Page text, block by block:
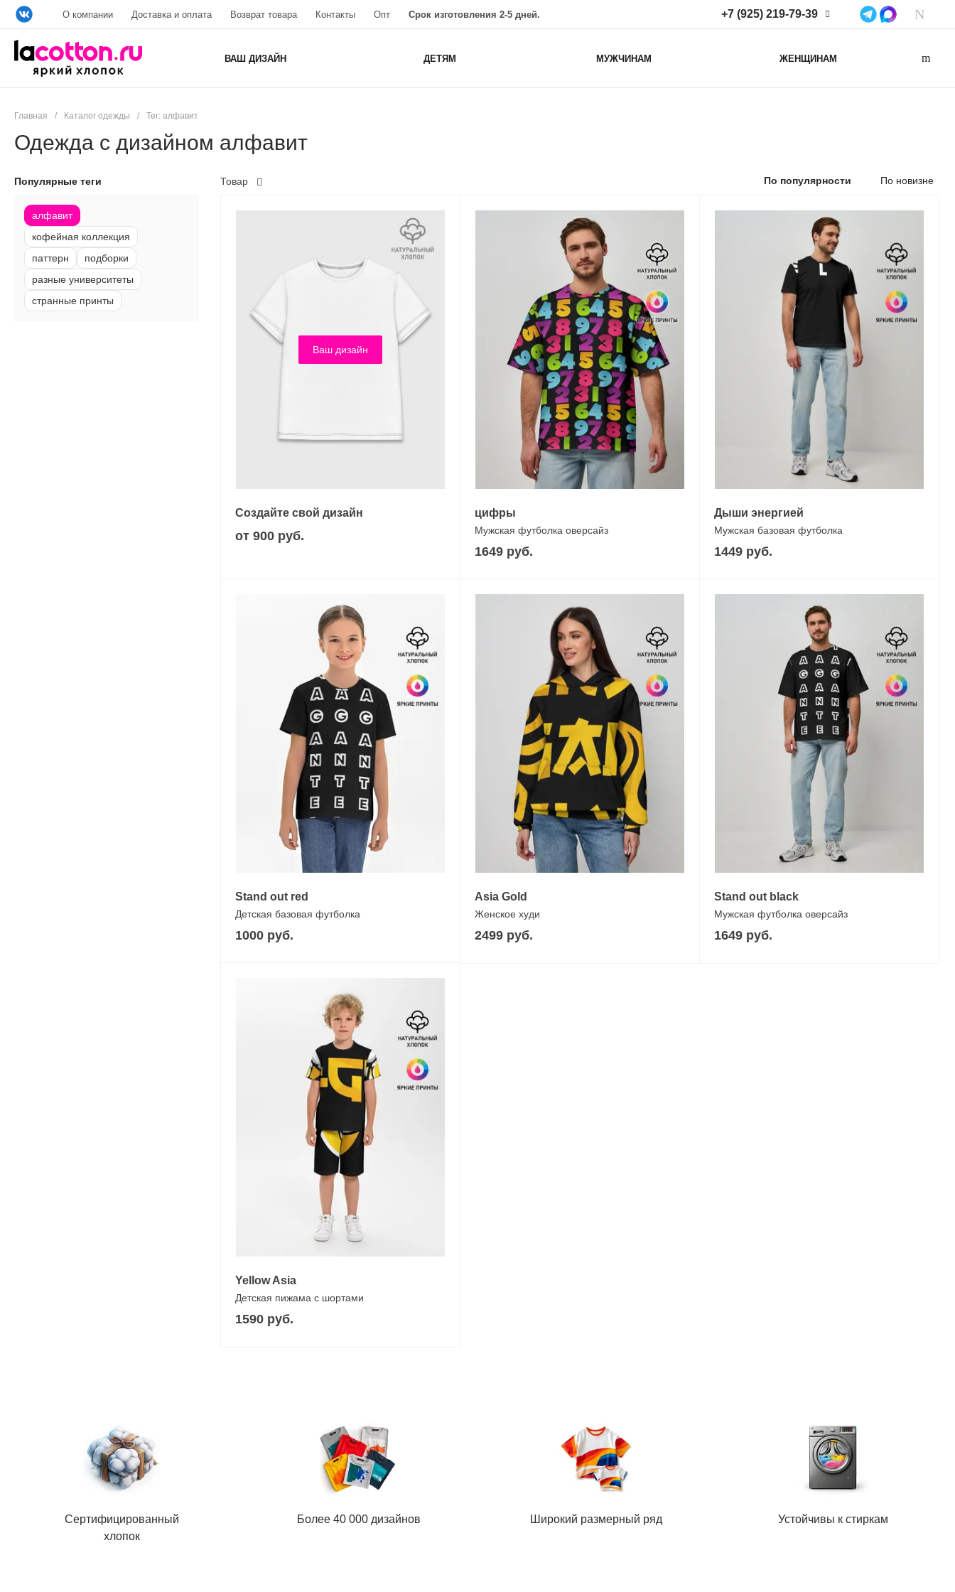
О компании Доставка и оплата Возврат товара Контакты Опт Срок изготовления 2-5 дней. +7 (925) 219-79-39
Нижегородская область,
ВАШ ДИЗАЙН ДЕТЯМ МУЖЧИНАМ ЖЕНЩИНАМ
Главная / Каталог одежды / Тег: алфавит
Одежда с дизайном алфавит
Популярные теги
алфавит
кофейная коллекция
паттерн
подборки
разные университеты
странные принты
Товар По популярности По новизне
Ваш дизайн
Создайте свой дизайн
от 900 руб.
цифры
Мужская футболка оверсайз
1649 руб.
Дыши энергией
Мужская базовая футболка
1449 руб.
Stand out red
Детская базовая футболка
1000 руб.
Asia Gold
Женское худи
2499 руб.
Stand out black
Мужская футболка оверсайз
1649 руб.
Yellow Asia
Детская пижама с шортами
1590 руб.
Сертифицированный
хлопок
Более 40 000 дизайнов Широкий размерный ряд Устойчивы к стиркам